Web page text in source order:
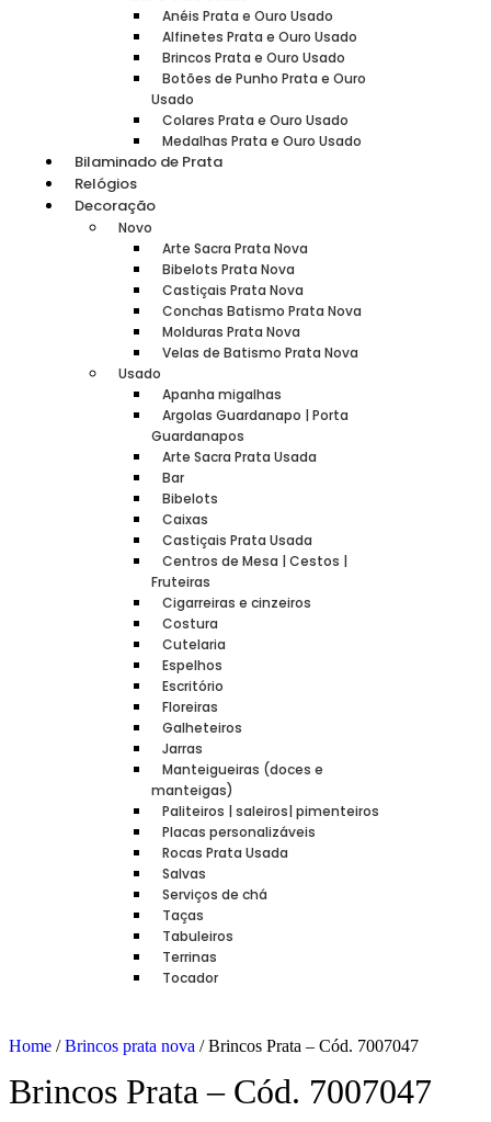
Anéis Prata e Ouro Usado
Alfinetes Prata e Ouro Usado
Brincos Prata e Ouro Usado
Botões de Punho Prata e Ouro
Usado
Colares Prata e Ouro Usado
Medalhas Prata e Ouro Usado
Bilaminado de Prata
Relógios
Decoração
Novo
Arte Sacra Prata Nova
Bibelots Prata Nova
Castiçais Prata Nova
Conchas Batismo Prata Nova
Molduras Prata Nova
Velas de Batismo Prata Nova
Usado
Apanha migalhas
Argolas Guardanapo | Porta
Guardanapos
Arte Sacra Prata Usada
Bar
Bibelots
Caixas
Castiçais Prata Usada
Centros de Mesa | Cestos |
Fruteiras
Cigarreiras e cinzeiros
Costura
Cutelaria
Espelhos
Escritório
Floreiras
Galheteiros
Jarras
Manteigueiras (doces e
manteigas)
Paliteiros | saleiros| pimenteiros
Placas personalizáveis
Rocas Prata Usada
Salvas
Serviços de chá
Taças
Tabuleiros
Terrinas
Tocador
Home /Brincos prata nova / Brincos Prata – Cód. 7007047
Brincos Prata – Cód. 7007047